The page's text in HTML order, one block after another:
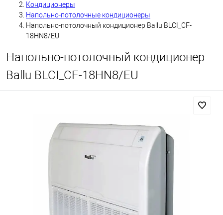
Кондиционеры
Напольно-потолочные кондиционеры
Напольно-потолочный кондиционер Ballu BLCI_CF-
18HN8/EU
Напольно-потолочный кондиционер
Ballu BLCI_CF-18HN8/EU